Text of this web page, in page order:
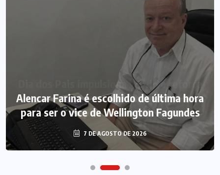
Alencar Farina é escolhido de última hora
para ser o vice de Wellington Fagundes
7 DE AGOSTO DE 2026